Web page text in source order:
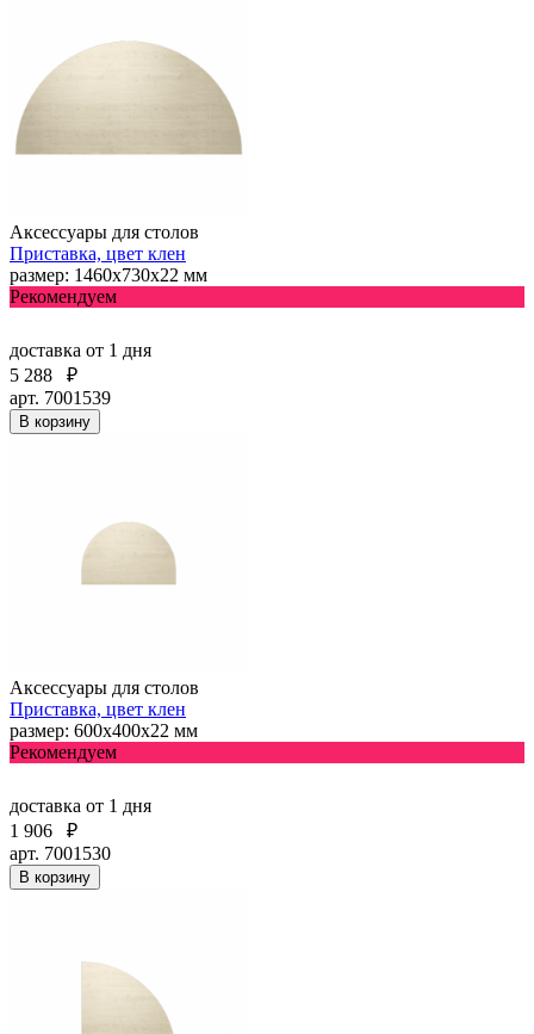
Аксессуары для столов
Приставка, цвет клен
размер: 1460х730х22 мм
Рекомендуем
доставка от 1 дня
5 288
₽
арт. 7001539
В корзину
Аксессуары для столов
Приставка, цвет клен
размер: 600х400х22 мм
Рекомендуем
доставка от 1 дня
1 906
₽
арт. 7001530
В корзину